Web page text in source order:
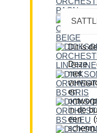
Dit is
Deze
met
en
in de
een
scherm.